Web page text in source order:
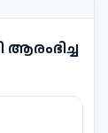
ആരംഭിച്ച